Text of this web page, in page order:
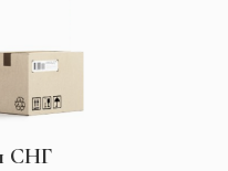
СНГ